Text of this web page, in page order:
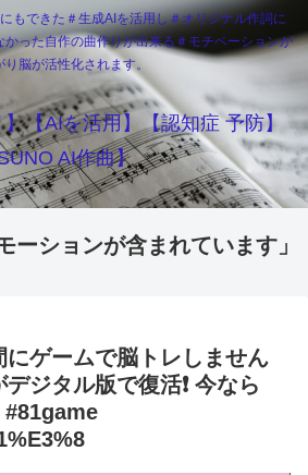
もできた＃生成AIを活用し＃オリジナル作詞に
かった自作の曲作りが出来る＃モチベーションが
り脳が活性化されます。
】【AIを活用】【認知症 予防】
AI作曲】
ーションが含まれています」
にゲームで脳トレしません
ジタル版で復活❗️ 今なら
#81game